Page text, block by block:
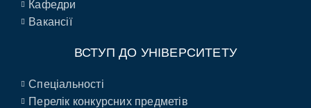
Кафедри
Вакансії
ВСТУП ДО УНІВЕРСИТЕТУ
Спеціальності
Перелік конкурсних предметів